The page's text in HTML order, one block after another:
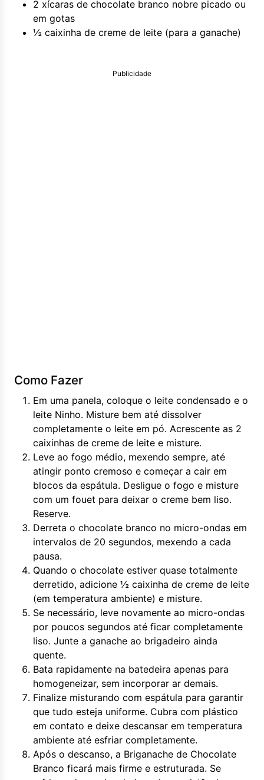
2 xícaras de chocolate branco nobre picado ou
em gotas
½ caixinha de creme de leite (para a ganache)
Publicidade
Como Fazer
Em uma panela, coloque o leite condensado e o
leite Ninho. Misture bem até dissolver
completamente o leite em pó. Acrescente as 2
caixinhas de creme de leite e misture.
Leve ao fogo médio, mexendo sempre, até
atingir ponto cremoso e começar a cair em
blocos da espátula. Desligue o fogo e misture
com um fouet para deixar o creme bem liso.
Reserve.
Derreta o chocolate branco no micro-ondas em
intervalos de 20 segundos, mexendo a cada
pausa.
Quando o chocolate estiver quase totalmente
derretido, adicione ½ caixinha de creme de leite
(em temperatura ambiente) e misture.
Se necessário, leve novamente ao micro-ondas
por poucos segundos até ficar completamente
liso. Junte a ganache ao brigadeiro ainda
quente.
Bata rapidamente na batedeira apenas para
homogeneizar, sem incorporar ar demais.
Finalize misturando com espátula para garantir
que tudo esteja uniforme. Cubra com plástico
em contato e deixe descansar em temperatura
ambiente até esfriar completamente.
Após o descanso, a Briganache de Chocolate
Branco ficará mais firme e estruturada. Se